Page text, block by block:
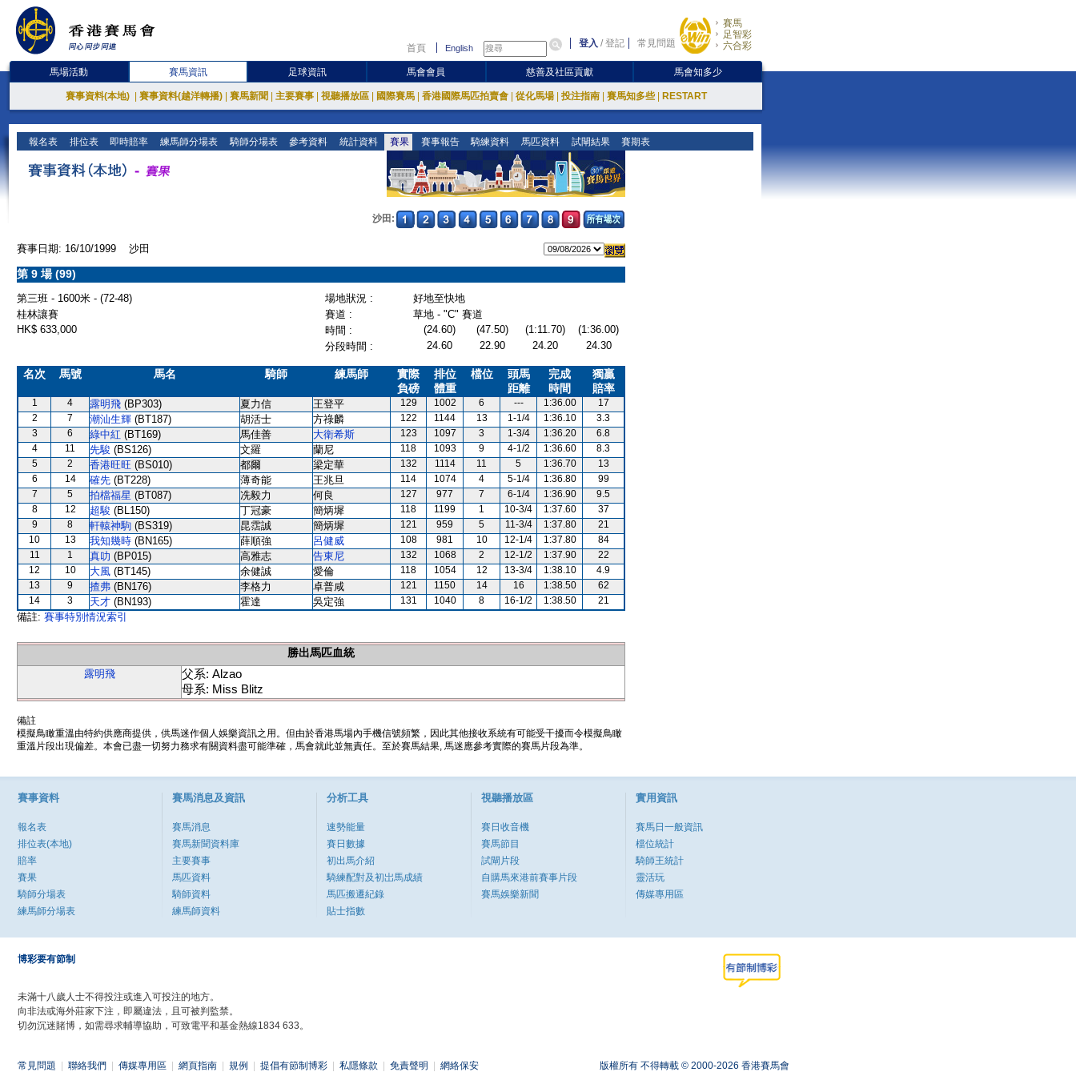
首頁 English 登入 /登記 常見問題
賽馬
足智彩
六合彩
馬場活動 賽馬資訊 足球資訊 馬會會員 慈善及社區貢獻 馬會知多少
賽事資料(本地) 賽事資料(越洋轉播) 賽馬新聞 主要賽事 視聽播放區 國際賽馬 香港國際馬匹拍賣會 從化馬場 投注指南 賽馬知多些 RESTART
報名表 排位表 即時賠率 練馬師分場表 騎師分場表 參考資料 統計資料 賽果 賽事報告 騎練資料 馬匹資料 試閘結果 賽期表
沙田:
賽事日期: 16/10/1999 沙田
第 9 場 (99)
第三班 - 1600米 - (72-48) 場地狀況 :
好地至快地
桂林讓賽
賽道 :
草地 - "C" 賽道
HK$ 633,000
時間 : (24.60) (47.50) (1:11.70)
(1:36.00)
分段時間 :
24.60 22.90 24.20 24.30
名次 馬號 馬名 騎師 練馬師
實際
負磅
排位
體重
檔位
頭馬
距離
完成
時間
獨贏
賠率
1 4 露明飛 (BP303) 夏力信 王登平 129 1002 6 --- 1:36.00
17
2
7 潮汕生輝 (BT187) 胡活士 方祿麟 122 1144 13 1-1/4 1:36.10
3.3
3
6 綠中紅 (BT169) 馬佳善 大衛希斯 123 1097 3 1-3/4 1:36.20
6.8
4
11 先駿 (BS126) 文羅 蘭尼 118 1093 9 4-1/2 1:36.60
8.3
5
2 香港旺旺 (BS010) 都爾 梁定華 132 1114 11 5 1:36.70
13
6
14 確先 (BT228) 薄奇能 王兆旦 114 1074 4 5-1/4 1:36.80
99
7
5 拍檔福星 (BT087) 冼毅力 何良 127 977 7 6-1/4 1:36.90
9.5
8
12 超駿 (BL150) 丁冠豪 簡炳墀 118 1199 1 10-3/4 1:37.60
37
9
8 軒轅神駒 (BS319) 昆霑誠 簡炳墀 121 959 5 11-3/4 1:37.80
21
10
13 我知幾時 (BN165) 薛順強 呂健威 108 981 10 12-1/4 1:37.80
84
11
1 真叻 (BP015) 高雅志 告東尼 132 1068 2 12-1/2 1:37.90
22
12
10 大風 (BT145) 余健誠 愛倫 118 1054 12 13-3/4 1:38.10
4.9
13
9 揸弗 (BN176) 李格力 卓普咸 121 1150 14 16 1:38.50
62
14
3 天才 (BN193) 霍達 吳定強 131 1040 8 16-1/2 1:38.50 21
備註: 賽事特別情況索引
勝出馬匹血統
露明飛
父系: Alzao
母系: Miss Blitz
備註
模擬鳥瞰重溫由特約供應商提供，供馬迷作個人娛樂資訊之用。但由於香港馬場內手機信號頻繁，因此其他接收系統有可能受干擾而令模擬鳥瞰
重溫片段出現偏差。本會已盡一切努力務求有關資料盡可能準確，馬會就此並無責任。至於賽馬結果, 馬迷應參考實際的賽馬片段為準。
賽事資料
報名表
排位表(本地)
賠率
賽果
騎師分場表
練馬師分場表
賽馬消息及資訊
賽馬消息
賽馬新聞資料庫
主要賽事
馬匹資料
騎師資料
練馬師資料
分析工具
速勢能量
賽日數據
初出馬介紹
騎練配對及初岀馬成績
馬匹搬遷紀錄
貼士指數
視聽播放區
賽日收音機
賽馬節目
試閘片段
自購馬來港前賽事片段
賽馬娛樂新聞
實用資訊
賽馬日一般資訊
檔位統計
騎師王統計
靈活玩
傳媒專用區
博彩要有節制
未滿十八歲人士不得投注或進入可投注的地方。
向非法或海外莊家下注，即屬違法，且可被判監禁。
切勿沉迷賭博，如需尋求輔導協助，可致電平和基金熱線1834 633。
常見問題 聯絡我們 傳媒專用區 網頁指南 規例 提倡有節制博彩 私隱條款 免責聲明 網絡保安 版權所有 不得轉載 © 2000-2026 香港賽馬會